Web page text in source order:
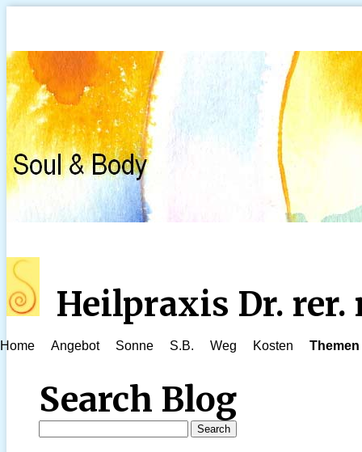
Heilpraxis Dr. rer.
Home Angebot Sonne S.B. Weg Kosten Themen
Search Blog